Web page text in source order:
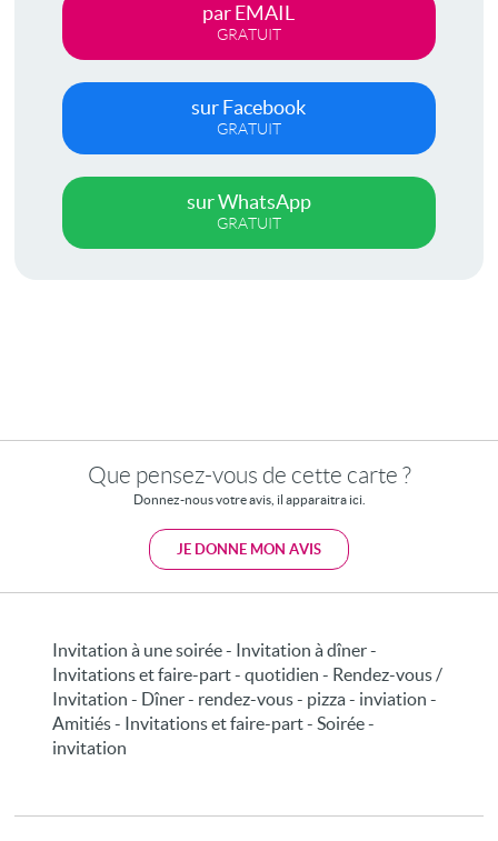
par EMAIL
GRATUIT
sur Facebook
GRATUIT
sur WhatsApp
GRATUIT
Que pensez-vous de cette carte ?
Donnez-nous votre avis, il apparaitra ici.
JE DONNE MON AVIS
Invitation à une soirée - Invitation à dîner -
Invitations et faire-part - quotidien - Rendez-vous /
Invitation - Dîner - rendez-vous - pizza - inviation -
Amitiés - Invitations et faire-part - Soirée -
invitation